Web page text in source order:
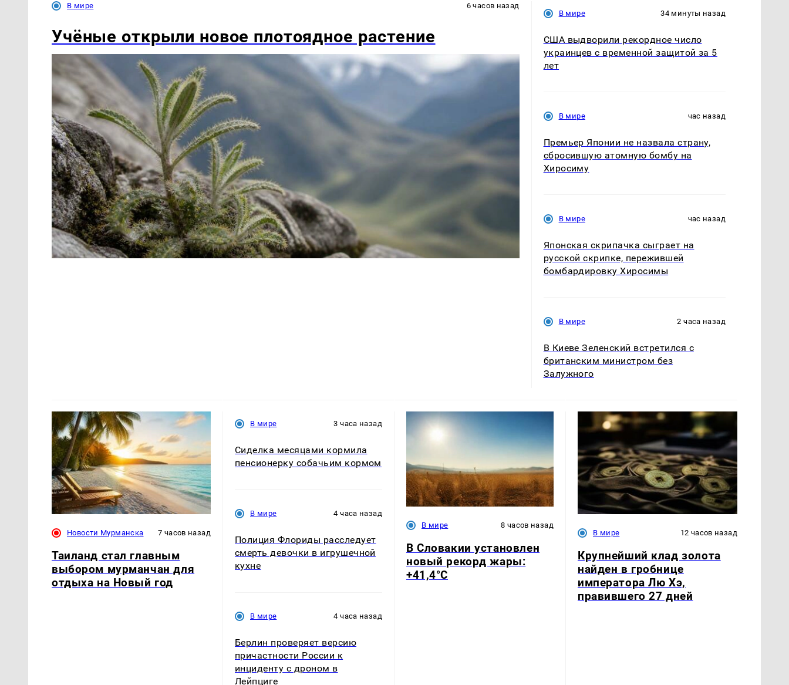
В мире 6 часов назад
Учёные открыли новое плотоядное растение
В мире 34 минуты назад
США выдворили рекордное число
украинцев с временной защитой за 5
лет
В мире час назад
Премьер Японии не назвала страну,
сбросившую атомную бомбу на
Хиросиму
В мире час назад
Японская скрипачка сыграет на
русской скрипке, пережившей
бомбардировку Хиросимы
В мире 2 часа назад
В Киеве Зеленский встретился с
британским министром без
Залужного
Новости Мурманска 7 часов назад
Таиланд стал главным
выбором мурманчан для
отдыха на Новый год
В мире 3 часа назад
Сиделка месяцами кормила
пенсионерку собачьим кормом
В мире 4 часа назад
Полиция Флориды расследует
смерть девочки в игрушечной
кухне
В мире 4 часа назад
Берлин проверяет версию
причастности России к
инциденту с дроном в
Лейпциге
В мире 8 часов назад
В Словакии установлен
новый рекорд жары:
+41,4°С
В мире 12 часов назад
Крупнейший клад золота
найден в гробнице
императора Лю Хэ,
правившего 27 дней